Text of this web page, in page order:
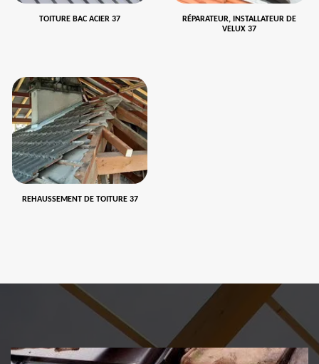
TOITURE BAC ACIER 37
RÉPARATEUR, INSTALLATEUR DE
VELUX 37
REHAUSSEMENT DE TOITURE 37